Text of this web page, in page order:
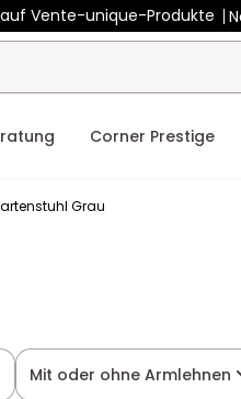
auf Vente-unique-Produkte
Corner Prestige
Grau
Mit oder ohne Armlehnen